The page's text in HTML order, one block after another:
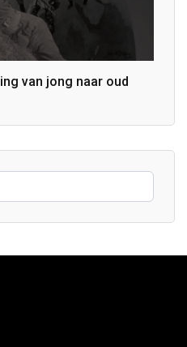
van jong naar oud